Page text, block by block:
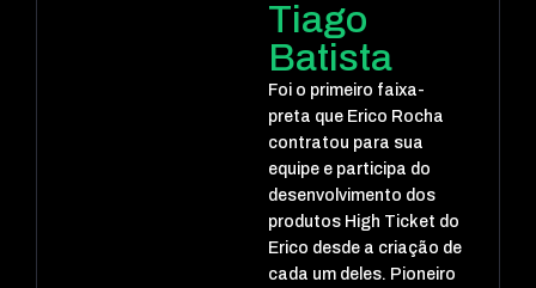
Tiago
Batista
Foi o primeiro faixa-
preta que Erico Rocha
contratou para sua
equipe e participa do
desenvolvimento dos
produtos High Ticket do
Erico desde a criação de
cada um deles. Pioneiro